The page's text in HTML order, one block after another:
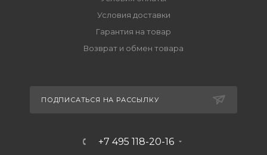
Условия доставки
Гарантия на товар
Возврат и обмен товара
ПОДПИСАТЬСЯ НА РАССЫЛКУ
+7 495 118-20-16